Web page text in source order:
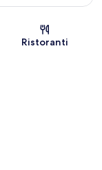
Ristoranti